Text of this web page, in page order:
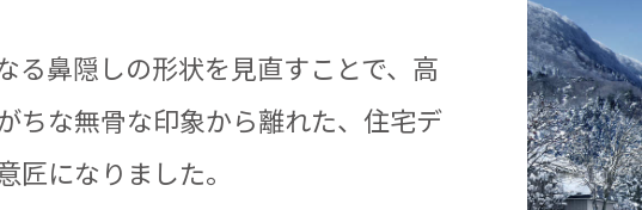
る鼻隠しの形状を見直すことで、高
ちな無骨な印象から離れた、住宅デ
匠になりました。